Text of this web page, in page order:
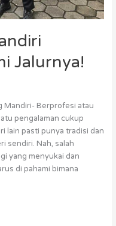
Jalurnya!
Mandiri- Berprofesi atau
pengalaman cukup
lain pasti punya tradisi dan
sendiri. Nah, salah
yang menyukai dan
di pahami bimana